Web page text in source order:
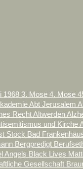
1968 3. Mose 4. Mose
Abt Jerusalem
RechtAltwerden
und Kirche
Stock Bad
Bergpredigt
Angels Black Lives
Gesellschaft